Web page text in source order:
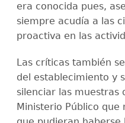
era conocida pues,
siempre acudía a las
proactiva en las
Las críticas también
del establecimiento y
silenciar las muestras
Ministerio Público que